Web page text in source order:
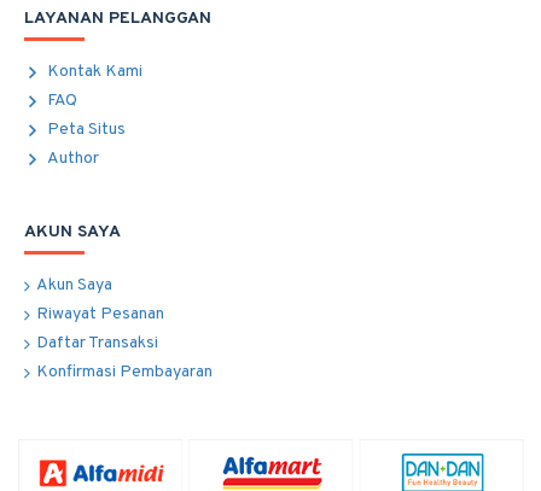
LAYANAN PELANGGAN
Kontak Kami
FAQ
Peta Situs
Author
AKUN SAYA
Akun Saya
Riwayat Pesanan
Daftar Transaksi
Konfirmasi Pembayaran